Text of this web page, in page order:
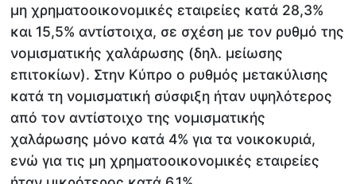
μη χρηματοοικονομικές εταιρείες κατά 28,3%
και 15,5% αντίστοιχα, σε σχέση με τον ρυθμό της
νομισματικής χαλάρωσης (δηλ. μείωσης
επιτοκίων). Στην Κύπρο ο ρυθμός μετακύλισης
κατά τη νομισματική σύσφιξη ήταν υψηλότερος
από τον αντίστοιχο της νομισματικής
χαλάρωσης μόνο κατά 4% για τα νοικοκυριά,
ενώ για τις μη χρηματοοικονομικές εταιρείες